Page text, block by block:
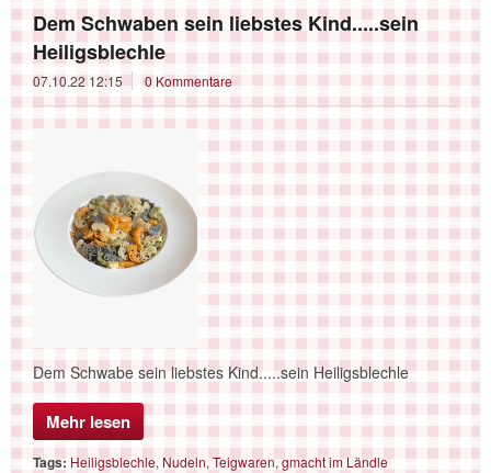
Dem Schwaben sein liebstes Kind.....sein
Heiligsblechle
07.10.22 12:15 0 Kommentare
Dem Schwabe sein liebstes Kind.....sein Heiligsblechle
Mehr lesen
Tags: Heiligsblechle, Nudeln,Teigwaren,gmacht im Ländle